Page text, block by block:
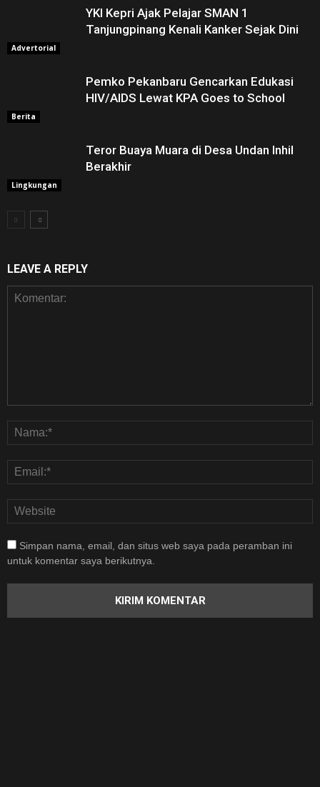
Advertorial
YKI Kepri Ajak Pelajar SMAN 1
Tanjungpinang Kenali Kanker Sejak Dini
Berita
Pemko Pekanbaru Gencarkan Edukasi
HIV/AIDS Lewat KPA Goes to School
Lingkungan
Teror Buaya Muara di Desa Undan Inhil
Berakhir
LEAVE A REPLY
Simpan nama, email, dan situs web saya pada peramban ini
untuk komentar saya berikutnya.